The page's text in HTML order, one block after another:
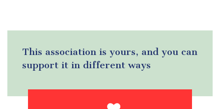
This association is yours, and you can
support it in different ways